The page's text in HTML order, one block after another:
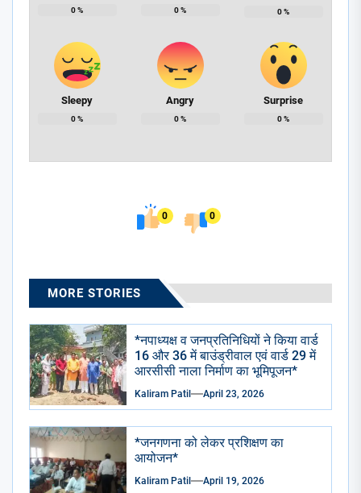
0% 0% 0%
Sleepy
0%
Angry
0%
Surprise
0%
0 0
MORE STORIES
*नपाध्यक्ष व जनप्रतिनिधियों ने किया वार्ड
16 और 36 में बाउंड्रीवाल एवं वार्ड 29 में
आरसीसी नाला निर्माण का भूमिपूजन*
Kaliram Patil April 23, 2026
*जनगणना को लेकर प्रशिक्षण का
आयोजन*
Kaliram Patil April 19, 2026